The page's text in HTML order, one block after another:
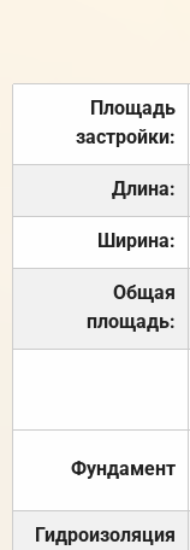
Площадь
застройки:
Длина:
Ширина:
Общая
площадь:
Фундамент
Гидроизоляция